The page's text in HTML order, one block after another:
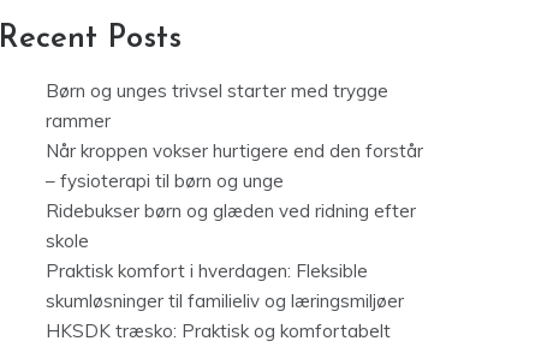
Recent Posts
Børn og unges trivsel starter med trygge
rammer
Når kroppen vokser hurtigere end den forstår
– fysioterapi til børn og unge
Ridebukser børn og glæden ved ridning efter
skole
Praktisk komfort i hverdagen: Fleksible
skumløsninger til familieliv og læringsmiljøer
HKSDK træsko: Praktisk og komfortabelt